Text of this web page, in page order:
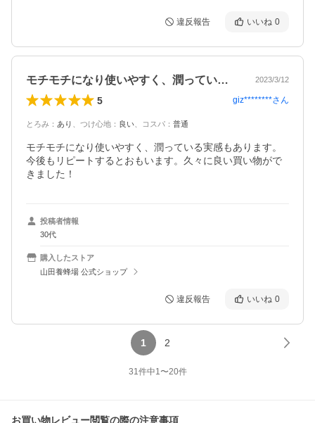
違反報告 いいね 0
モチモチになり使いやすく、潤っている実… 2023/3/12
5 giz********さん
とろみ ： あり つけ心地 ： 良い コスパ ： 普通
モチモチになり使いやすく、潤っている実感もあります。
今後もリピートするとおもいます。久々に良い買い物がで
きました！
投稿者情報
30代
購入したストア
山田養蜂場 公式ショップ
違反報告 いいね 0
1 2
31件中1〜20件
お買い物レビュー閲覧の際の注意事項